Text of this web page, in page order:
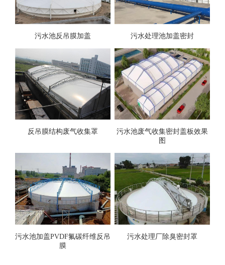
污水池反吊膜加盖 污水处理池加盖密封
反吊膜结构废气收集罩
污水池废气收集密封盖板效果
图
污水池加盖PVDF氟碳纤维反吊
膜
污水处理厂除臭密封罩